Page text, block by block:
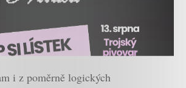
i z poměrně logických